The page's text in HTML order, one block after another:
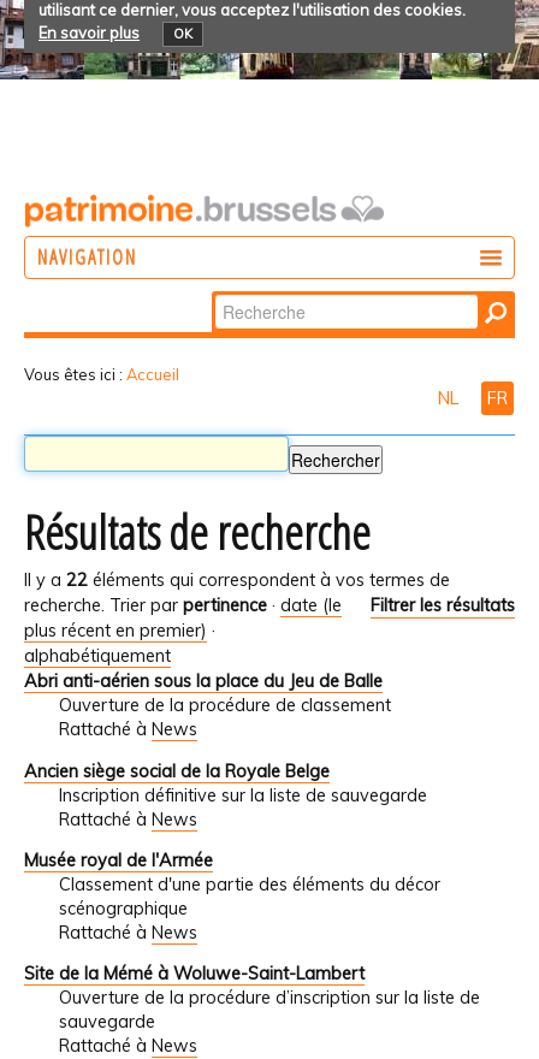
utilisant ce dernier, vous acceptez l'utilisation des cookies.
En savoir plus
OK
NAVIGATION
Chercher par
Recherche
Vous êtes ici : Accueil
NL FR
Résultats de recherche
Il y a 22 éléments qui correspondent à vos termes de
recherche.
Filtrer les résultats
Trier par pertinence · date (le
plus récent en premier) ·
alphabétiquement
Abri anti-aérien sous la place du Jeu de Balle
Ouverture de la procédure de classement
Rattaché à News
Ancien siège social de la Royale Belge
Inscription définitive sur la liste de sauvegarde
Rattaché à News
Musée royal de l'Armée
Classement d'une partie des éléments du décor
scénographique
Rattaché à News
Site de la Mémé à Woluwe-Saint-Lambert
Ouverture de la procédure d’inscription sur la liste de
sauvegarde
Rattaché à News